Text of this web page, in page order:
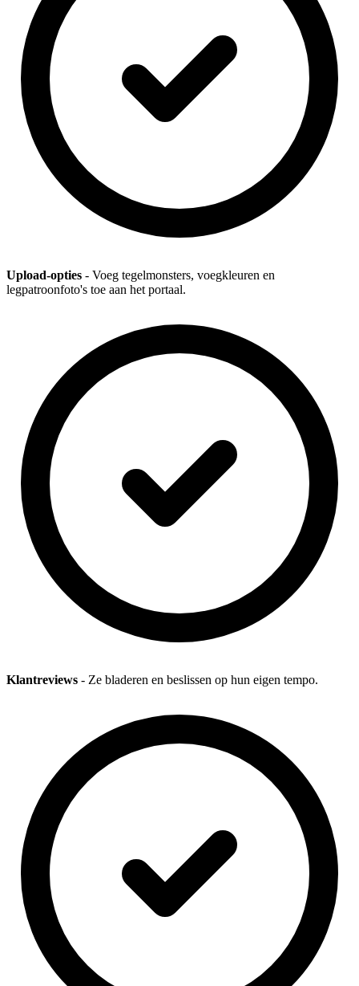
Upload-opties - Voeg tegelmonsters, voegkleuren en
legpatroonfoto's toe aan het portaal.
Klantreviews - Ze bladeren en beslissen op hun eigen tempo.